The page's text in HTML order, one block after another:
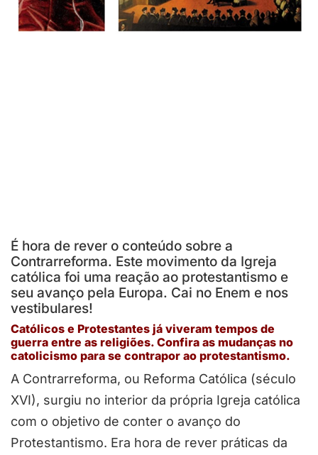
É hora de rever o conteúdo sobre a
Contrarreforma. Este movimento da Igreja
católica foi uma reação ao protestantismo e
seu avanço pela Europa. Cai no Enem e nos
vestibulares!
Católicos e Protestantes já viveram tempos de
guerra entre as religiões. Confira as mudanças no
catolicismo para se contrapor ao protestantismo.
A Contrarreforma, ou Reforma Católica (século
XVI), surgiu no interior da própria Igreja católica
com o objetivo de conter o avanço do
Protestantismo. Era hora de rever práticas da